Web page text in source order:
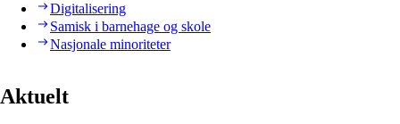
Digitalisering
Samisk i barnehage og skole
Nasjonale minoriteter
Aktuelt